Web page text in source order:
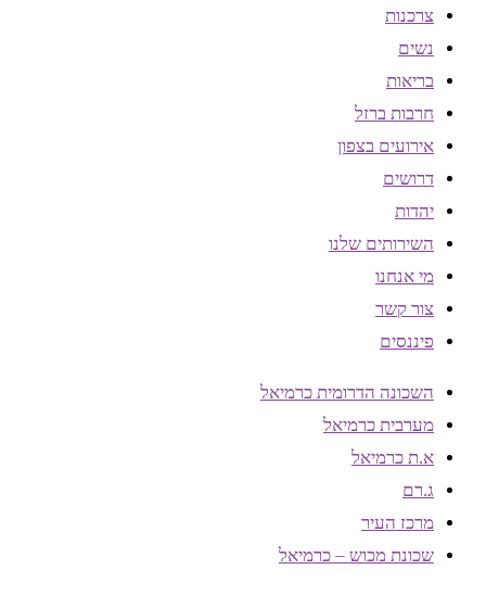
צרכנות
נשים
בריאות
חרבות ברזל
אירועים בצפון
דרושים
יהדות
השירותים שלנו
מי אנחנו
צור קשר
פיננסים
השכונה הדרומית כרמיאל
מערבית כרמיאל
א.ת כרמיאל
ג.רם
מרכז העיר
שכונת מכוש – כרמיאל